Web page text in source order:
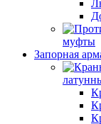
муфты
Запорная